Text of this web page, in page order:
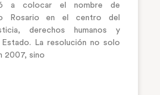
a colocar el nombre de
Rosario en el centro del
derechos humanos y
Estado. La resolución no solo
2007, sino